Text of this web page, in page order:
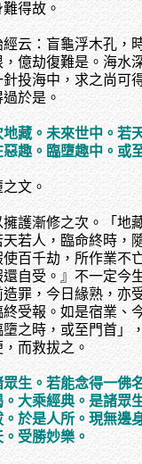
得故。
經云：盲龜浮木孔，
億劫復難是。海水
投海中，求之尚可
於是。
地藏。未來世中。若
趣。臨墮趣中。或
之文。
擁護漸修之次。「地
天若人，臨命終時，
百千劫，所作業不
還自受。』不一定今
造罪，今日緣熟，亦
終受報。如是宿業、
之時，或至門首」
，而救拔之。
眾生。若能念得一佛
大乘經典。是諸眾
。於是人所。現無邊
。受勝妙樂。